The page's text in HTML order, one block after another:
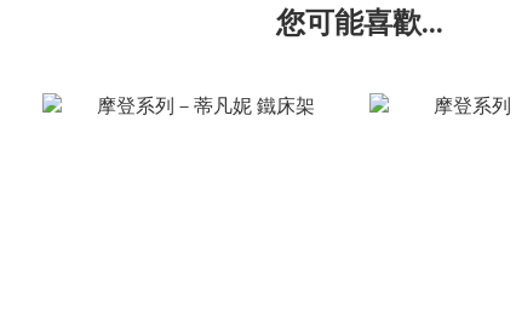
您可能喜歡...